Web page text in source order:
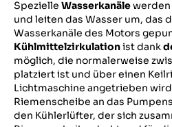
Spezielle Wasserkanäle
und leiten das Wasser um, das
Wasserkanäle des Motors
Kühlmittelzirkulationist dank
möglich, die normalerweise
platziert ist und über einen
Lichtmaschine angetrieben
Riemenscheibe an das
den Kühlerlüfter, der sich